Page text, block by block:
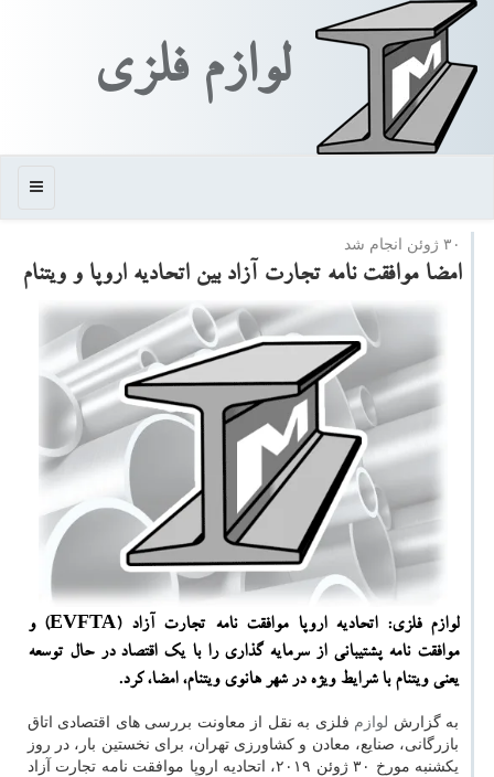
لوازم فلزی
منو
۳۰ ژوئن انجام شد
امضا موافقت نامه تجارت آزاد بین اتحادیه اروپا و ویتنام
لوازم فلزی: اتحادیه اروپا موافقت نامه تجارت آزاد (EVFTA) و
موافقت نامه پشتیبانی از سرمایه گذاری را با یك اقتصاد در حال توسعه
یعنی ویتنام با شرایط ویژه در شهر هانوی ویتنام، امضا، كرد.
به گزارش لوازم فلزی به نقل از معاونت بررسی های اقتصادی اتاق
بازرگانی، صنایع، معادن و كشاورزی تهران، برای نخستین بار، در روز
یكشنبه مورخ ۳۰ ژوئن ۲۰۱۹، اتحادیه اروپا موافقت نامه تجارت آزاد